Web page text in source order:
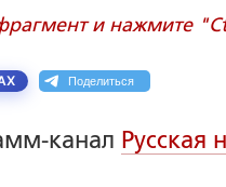
и нажмите
Поделиться
канал Русская